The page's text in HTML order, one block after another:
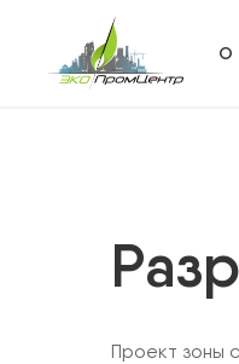
О
Проект зоны